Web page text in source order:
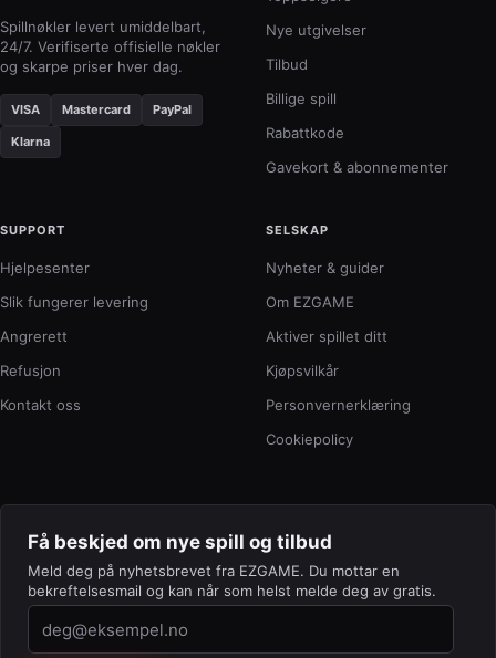
Spillnøkler levert umiddelbart,
24/7. Verifiserte offisielle nøkler
og skarpe priser hver dag.
VISA Mastercard PayPal
Klarna
Nye utgivelser
Tilbud
Billige spill
Rabattkode
Gavekort & abonnementer
SUPPORT
Hjelpesenter
Slik fungerer levering
Angrerett
Refusjon
Kontakt oss
SELSKAP
Nyheter & guider
Om EZGAME
Aktiver spillet ditt
Kjøpsvilkår
Personvernerklæring
Cookiepolicy
Få beskjed om nye spill og tilbud
Meld deg på nyhetsbrevet fra EZGAME. Du mottar en
bekreftelsesmail og kan når som helst melde deg av gratis.